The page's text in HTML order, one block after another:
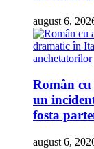
august 6,
Român
un
fosta
august 6,